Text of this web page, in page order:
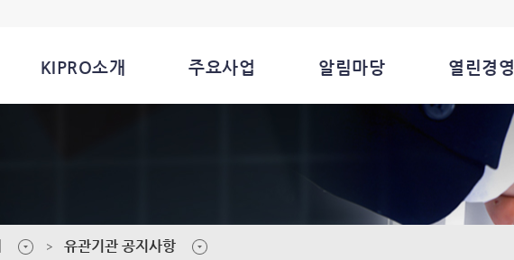
KIPRO소개 주요사업 알림마당 열린경영
유관기관 공지사항